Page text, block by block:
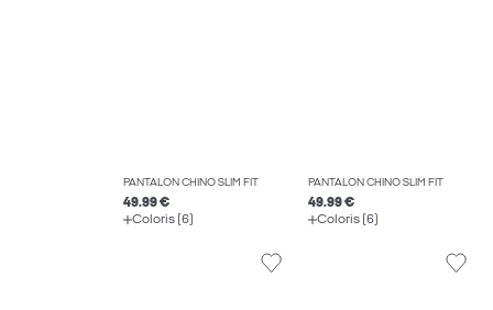
PANTALON CHINO SLIM FIT
49.99 €
Coloris (6)
PANTALON CHINO SLIM FIT
49.99 €
Coloris (6)